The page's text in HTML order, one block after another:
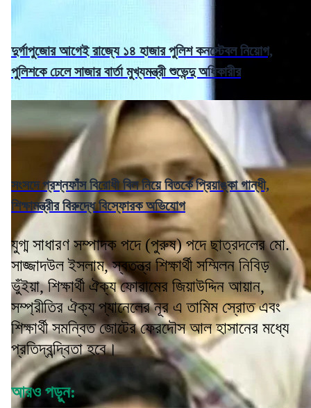
দুর্গাপুজোর আগেই রাজ্যে ১৪ হাজার পুলিশ কনস্টেবল নিয়োগ,
পুলিশকে ঢেলে সাজার বার্তা মুখ্যমন্ত্রী শুভেন্দু অধিকারীর
সংসদে প্রশ্নফাঁস বিরোধী বিল নিয়ে বিতর্কে প্রিয়াঙ্কা গান্ধী,
শিক্ষামন্ত্রীর বিরুদ্ধে বিস্ফোরক অভিযোগ
যুগ্ম সাধারণ সম্পাদক পদে (পুরুষ) পদে ছাত্রদলের মো.
সাজ্জাদউল ইসলাম, স্বতন্ত্র শিক্ষার্থী সম্মিলন নিবিড়
ভুঁইয়া, শিক্ষার্থী ঐক্য ফোরামের জিয়াউদ্দিন আয়ান,
সম্প্রীতির ঐক্য প্যানেলের নূর এ তামিম স্রোত এবং
শিক্ষার্থী সমন্বিত জোটের ফেরদৌস আল হাসানের মধ্যে
প্রতিদ্বন্দ্বিতা হবে।
আরও পড়ুন: